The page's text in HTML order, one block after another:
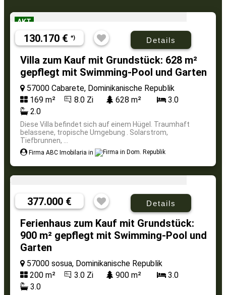
AKT
130.170 € *) Details
Villa zum Kauf mit Grundstück: 628 m²
gepflegt mit Swimming-Pool und Garten
57000 Cabarete, Dominikanische Republik
169 m²
8.0 Zi 628 m²
3.0
2.0
Diese Villa befindet sich auf einem Hügel. Traumhaft
belassene, tropische Umgebung . Solarstrom,
Tiefbrunnen, ...
Firma ABC Imobilaria in
377.000 € Details
Ferienhaus zum Kauf mit Grundstück:
900 m² gepflegt mit Swimming-Pool und
Garten
57000 sosua, Dominikanische Republik
200 m²
3.0 Zi 900 m²
3.0
3.0